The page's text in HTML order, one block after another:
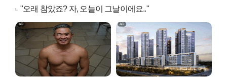
"오래 참았죠? 자, 오늘이 그날이에요.."